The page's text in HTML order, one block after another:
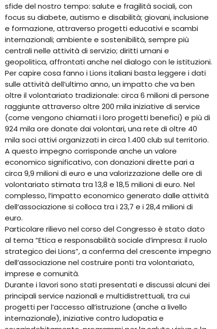
sfide del nostro tempo: salute e fragilità sociali, con
focus su diabete, autismo e disabilità; giovani, inclusione
e formazione, attraverso progetti educativi e scambi
internazionali; ambiente e sostenibilità, sempre più
centrali nelle attività di servizio; diritti umani e
geopolitica, affrontati anche nel dialogo con le istituzioni.
Per capire cosa fanno i Lions italiani basta leggere i dati
sulle attività dell’ultimo anno, un impatto che va ben
oltre il volontariato tradizionale: circa 6 milioni di persone
raggiunte attraverso oltre 200 mila iniziative di service
(come vengono chiamati i loro progetti benefici) e più di
924 mila ore donate dai volontari, una rete di oltre 40
mila soci attivi organizzati in circa 1.400 club sul territorio.
A questo impegno corrisponde anche un valore
economico significativo, con donazioni dirette pari a
circa 9,9 milioni di euro e una valorizzazione delle ore di
volontariato stimata tra 13,8 e 18,5 milioni di euro. Nel
complesso, l’impatto economico generato dalle attività
dell’associazione si colloca tra i 23,7 e i 28,4 milioni di
euro.
Particolare rilievo nel corso del Congresso è stato dato
al tema “Etica e responsabilità sociale d’impresa: il ruolo
strategico dei Lions”, a conferma del crescente impegno
dell’associazione nel costruire ponti tra volontariato,
imprese e comunità.
Durante i lavori sono stati presentati e discussi alcuni dei
principali service nazionali e multidistrettuali, tra cui
progetti per l’accesso all’istruzione (anche a livello
internazionale), iniziative contro ludopatia e